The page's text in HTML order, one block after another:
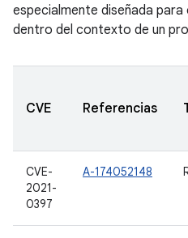
especialmente diseñada
dentro del contexto de un
CVE Referencias
CVE-
2021-
0397
A-174052148